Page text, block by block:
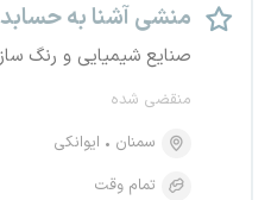
منشی آشنا به
صنایع شیمیایی و رنگ
منقضی شده
سمنان
ایوانکی
تمام وقت